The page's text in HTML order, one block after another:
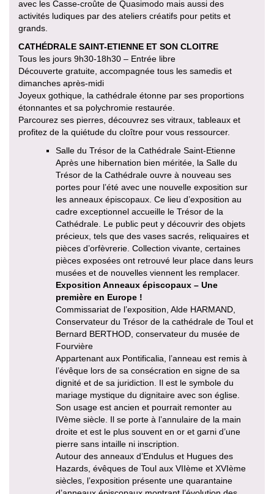
avec les Casse-croûte de Quasimodo mais aussi des
activités ludiques par des ateliers créatifs pour petits et
grands.
CATHÉDRALE SAINT-ETIENNE ET SON CLOITRE
Tous les jours 9h30-18h30 – Entrée libre
Découverte gratuite, accompagnée tous les samedis et
dimanches après-midi
Joyeux gothique, la cathédrale étonne par ses proportions
étonnantes et sa polychromie restaurée.
Parcourez ses pierres, découvrez ses vitraux, tableaux et
profitez de la quiétude du cloître pour vous ressourcer.
Salle du Trésor de la Cathédrale Saint-Etienne
Après une hibernation bien méritée, la Salle du
Trésor de la Cathédrale ouvre à nouveau ses
portes pour l’été avec une nouvelle exposition sur
les anneaux épiscopaux. Ce lieu d’exposition au
cadre exceptionnel accueille le Trésor de la
Cathédrale. Le public peut y découvrir des objets
précieux, tels que des vases sacrés, reliquaires et
pièces d’orfèvrerie. Collection vivante, certaines
pièces exposées ont retrouvé leur place dans leurs
musées et de nouvelles viennent les remplacer.
Exposition Anneaux épiscopaux – Une
première en Europe !
Commissariat de l’exposition, Alde HARMAND,
Conservateur du Trésor de la cathédrale de Toul et
Bernard BERTHOD, conservateur du musée de
Fourvière
Appartenant aux Pontificalia, l’anneau est remis à
l’évêque lors de sa consécration en signe de sa
dignité et de sa juridiction. Il est le symbole du
mariage mystique du dignitaire avec son église.
Son usage est ancien et pourrait remonter au
IVème siècle. Il se porte à l’annulaire de la main
droite et est le plus souvent en or et garni d’une
pierre sans intaille ni inscription.
Autour des anneaux d’Endulus et Hugues des
Hazards, évêques de Toul aux VIIème et XVIème
siècles, l’exposition présente une quarantaine